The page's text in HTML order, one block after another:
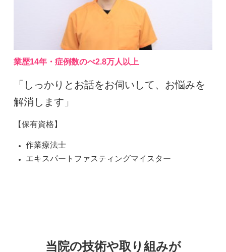
業歴14年・症例数のべ2.8万人以上
「しっかりとお話をお伺いして、お悩みを
解消します」
【保有資格】
作業療法士
エキスパートファスティングマイスター
当院の技術や取り組みが